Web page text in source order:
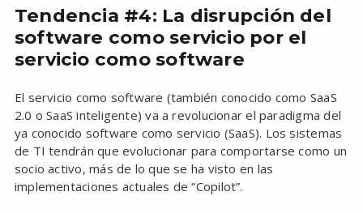
Tendencia #4: La disrupción del
software como servicio por el
servicio como software
El servicio como software (también conocido como SaaS
2.0 o SaaS inteligente) va a revolucionar el paradigma del
ya conocido software como servicio (SaaS). Los sistemas
de TI tendrán que evolucionar para comportarse como un
socio activo, más de lo que se ha visto en las
implementaciones actuales de “Copilot”.